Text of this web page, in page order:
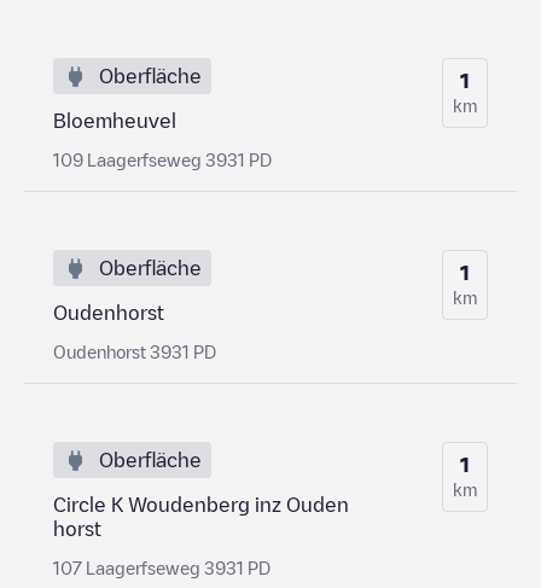
Oberfläche
Bloemheuvel
109 Laagerfseweg 3931 PD
1
km
Oberfläche
Oudenhorst
Oudenhorst 3931 PD
1
km
Oberfläche
Circle K Woudenberg inz Ouden
horst
107 Laagerfseweg 3931 PD
1
km